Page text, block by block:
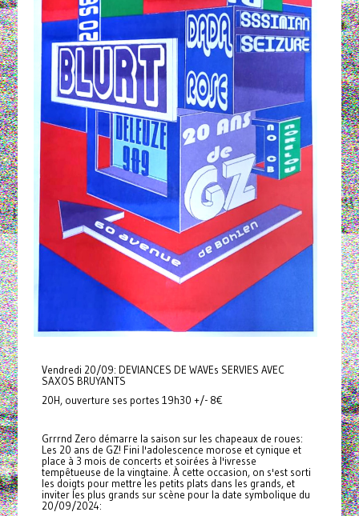
Vendredi 20/09: DEVIANCES DE WAVEs SERVIES AVEC
SAXOS BRUYANTS
20H, ouverture ses portes 19h30 +/- 8€
Grrrnd Zero démarre la saison sur les chapeaux de roues:
Les 20 ans de GZ! Fini l'adolescence morose et cynique et
place à 3 mois de concerts et soirées à l'ivresse
tempêtueuse de la vingtaine. À cette occasion, on s'est sorti
les doigts pour mettre les petits plats dans les grands, et
inviter les plus grands sur scène pour la date symbolique du
20/09/2024: